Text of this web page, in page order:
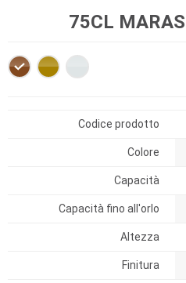
75CL
Codice prodotto
Colore
Capacità
Capacità fino all'orlo
Altezza
Finitura